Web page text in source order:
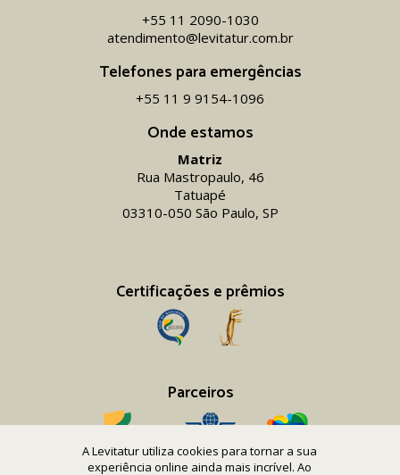
A Levitatur utiliza cookies para tornar a sua
experiência online ainda mais incrível. Ao
Onde estamos
Matriz
Rua Mastropaulo, 46
Tatuapé
03310-050 São Paulo, SP
Certificações e prêmios
Parceiros
+55 11 2090-1030
atendimento@levitatur.com.br
Telefones para emergências
+55 11 9 9154-1096‬